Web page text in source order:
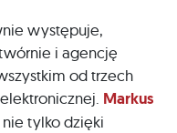
występuje,
i agencję
od trzech
Markus
tylko dzięki